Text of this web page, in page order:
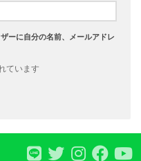
ーに自分の名前、メールアドレ
ています